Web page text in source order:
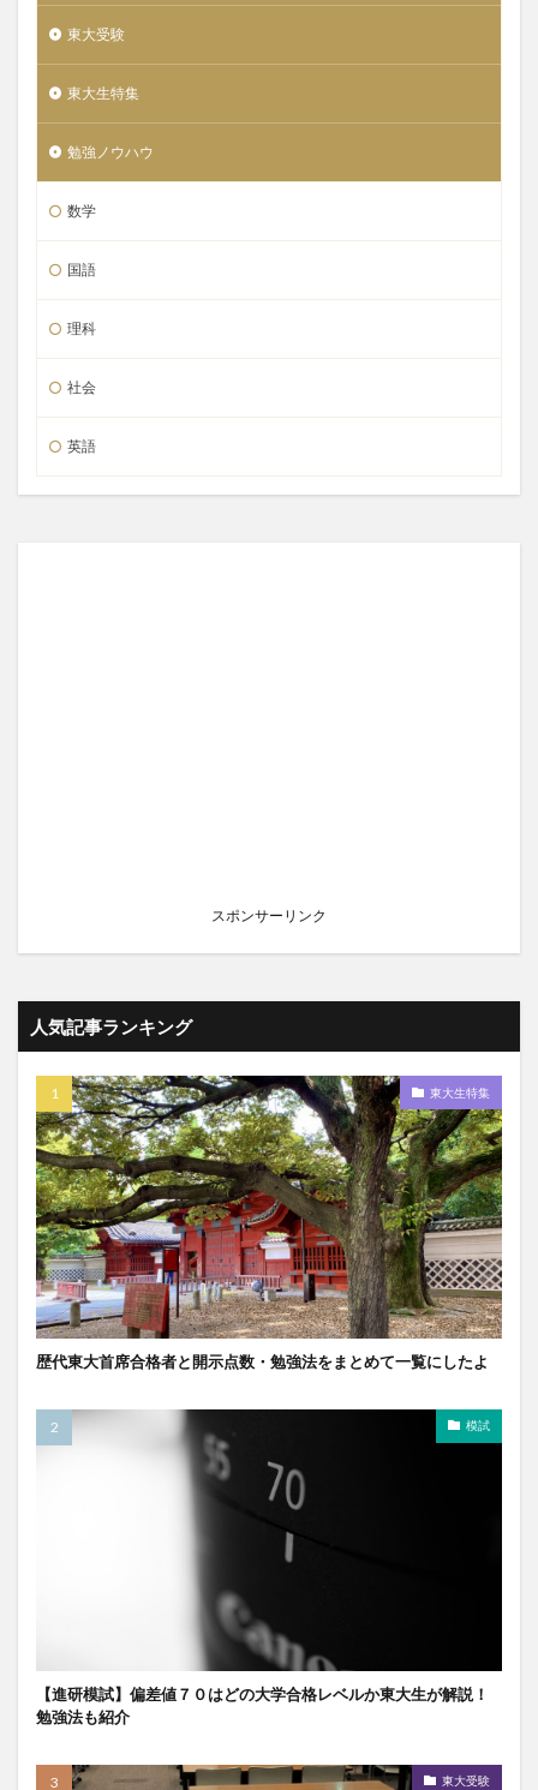
東大受験
東大生特集
勉強ノウハウ
数学
国語
理科
社会
英語
スポンサーリンク
人気記事ランキング
東大生特集
歴代東大首席合格者と開示点数・勉強法をまとめて一覧にしたよ
模試
【進研模試】偏差値７０はどの大学合格レベルか東大生が解説！
勉強法も紹介
東大受験